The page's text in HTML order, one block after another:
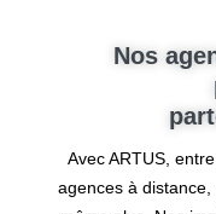
Nos
Avec ARTUS,
agences à